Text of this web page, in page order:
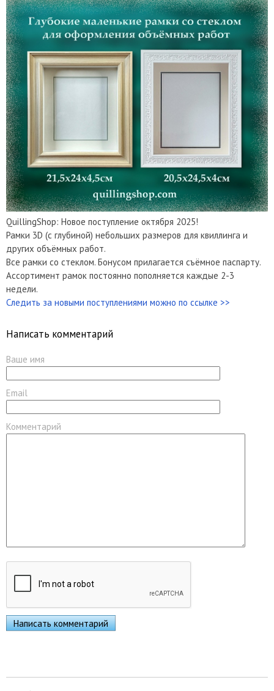
QuillingShop: Новое поступление октября 2025!
Рамки 3D (с глубиной) небольших размеров для квиллинга и
других объёмных работ.
Все рамки со стеклом. Бонусом прилагается съёмное паспарту.
Ассортимент рамок постоянно пополняется каждые 2-3
недели.
Следить за новыми поступлениями можно по ссылке >>
Написать комментарий
Ваше имя
Email
Комментарий